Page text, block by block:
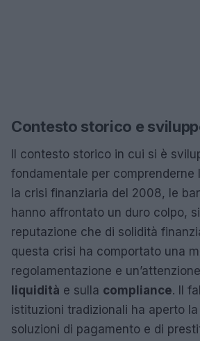
Contesto storico e
Il contesto storico in cui si è
fondamentale per comprenderne
la crisi finanziaria del 2008, le
hanno affrontato un duro colpo,
reputazione che di solidità
questa crisi ha comportato una
regolamentazione e
liquidità e sulla compliance. Il
istituzioni tradizionali ha aperto
soluzioni di pagamento e di